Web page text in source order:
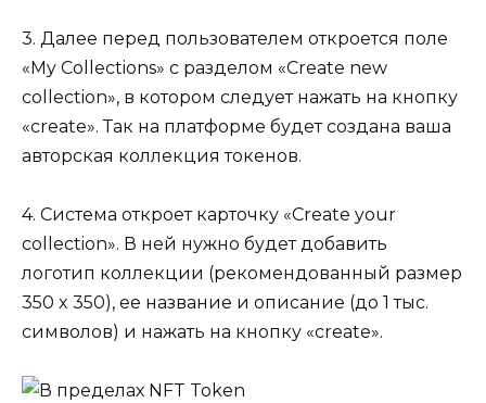
3. Далее перед пользователем откроется поле
«My Collections» с разделом «Create new
collection», в котором следует нажать на кнопку
«create». Так на платформе будет создана ваша
авторская коллекция токенов.
4. Система откроет карточку «Create your
collection». В ней нужно будет добавить
логотип коллекции (рекомендованный размер
350 x 350), ее название и описание (до 1 тыс.
символов) и нажать на кнопку «create».